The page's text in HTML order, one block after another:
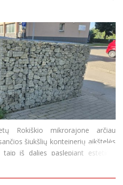
Rokiškio mikrorajone arčiau
šiukšlių konteinerių aikštelės
iš dalies paslepiant estetinio
tokių aikštelių, kurioms pr